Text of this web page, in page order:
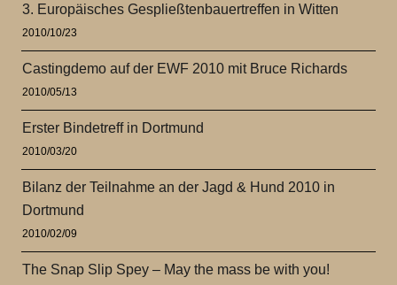
3. Europäisches Gespließtenbauertreffen in Witten
2010/10/23
Castingdemo auf der EWF 2010 mit Bruce Richards
2010/05/13
Erster Bindetreff in Dortmund
2010/03/20
Bilanz der Teilnahme an der Jagd & Hund 2010 in
Dortmund
2010/02/09
The Snap Slip Spey – May the mass be with you!